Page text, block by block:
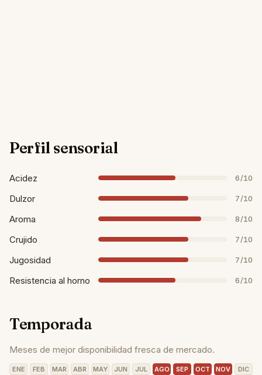
Perfil sensorial
Acidez 6/10
Dulzor 7/10
Aroma 8/10
Crujido 7/10
Jugosidad 7/10
Resistencia al horno 6/10
Temporada
Meses de mejor disponibilidad fresca de mercado.
ENE FEB MAR ABR MAY JUN JUL AGO SEP OCT NOV DIC